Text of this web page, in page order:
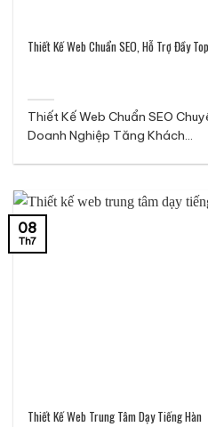
Thiết Kế Web Chuẩn SEO, Hỗ Trợ Đầy
Thiết Kế Web Chuẩn SEO
Doanh Nghiệp Tăng Khách...
Thiết Kế Web Trung Tâm Dạy Tiếng Hàn
08
Th7